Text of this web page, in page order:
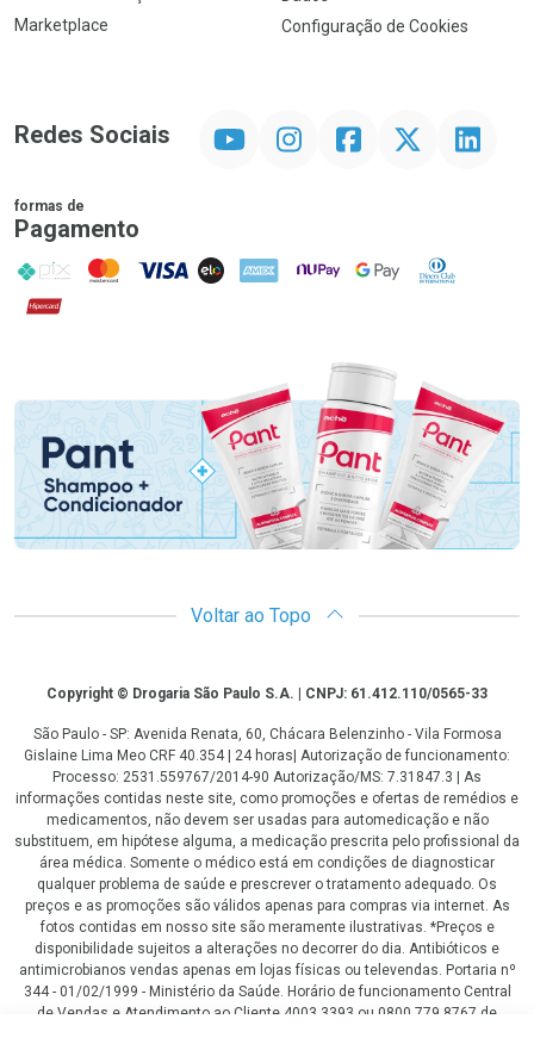
Marketplace
Configuração de Cookies
Redes Sociais InstagramFacebookTwitter Linkedin
formas de
Pagamento
PIX MasterCard
VISA ELO AMEX NuPay Google PayDiners Club
Hipercard
Promoção em Destaque
Voltar ao Topo
CopyrightCopyright © Drogaria São Paulo S.A. | CNPJ: 61.412.110/0565-33
São Paulo - SP: Avenida Renata, 60, Chácara Belenzinho - Vila Formosa
Gislaine Lima Meo CRF 40.354 | 24 horas| Autorização de funcionamento:
Processo: 2531.559767/2014-90 Autorização/MS: 7.31847.3 | As
informações contidas neste site, como promoções e ofertas de remédios e
medicamentos, não devem ser usadas para automedicação e não
substituem, em hipótese alguma, a medicação prescrita pelo profissional da
área médica. Somente o médico está em condições de diagnosticar
qualquer problema de saúde e prescrever o tratamento adequado. Os
preços e as promoções são válidos apenas para compras via internet. As
fotos contidas em nosso site são meramente ilustrativas. *Preços e
disponibilidade sujeitos a alterações no decorrer do dia. Antibióticos e
antimicrobianos vendas apenas em lojas físicas ou televendas. Portaria nº
344 - 01/02/1999 - Ministério da Saúde. Horário de funcionamento Central
de Vendas e Atendimento ao Cliente 4003 3393 ou 0800 779 8767 de